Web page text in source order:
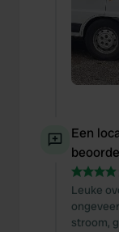
Een
Leuke
stroom,